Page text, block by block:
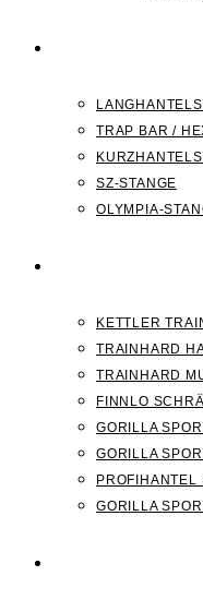
TRAP BAR /
SZ-STANGE
OLYMPIA-
KETTLER
TRAINHARD
TRAINHARD
FINNLO
GORILLA
GORILLA
GORILLA